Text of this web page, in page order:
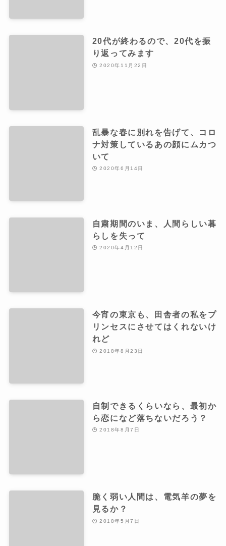
20代が終わるので、20代を振
り返ってみます
2020年11月22日
乱暴な春に別れを告げて、コロ
ナ対策しているあの顔にムカつ
いて
2020年6月14日
自粛期間のいま、人間らしい暮
らしを失って
2020年4月12日
今宵の東京も、田舎者の私をプ
リンセスにさせてはくれないけ
れど
2018年8月23日
自制できるくらいなら、最初か
ら恋になど落ちないだろう？
2018年8月7日
脆く弱い人間は、電気羊の夢を
見るか？
2018年5月7日